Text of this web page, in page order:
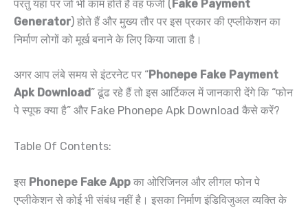
परंतु यहां पर जो भी काम होते हैं वह फर्जी (Fake Payment
Generator) होते हैं और मुख्य तौर पर इस प्रकार की एप्लीकेशन का
निर्माण लोगों को मूर्ख बनाने के लिए किया जाता है।
अगर आप लंबे समय से इंटरनेट पर “Phonepe Fake Payment
Apk Download ” ढूंढ रहे हैं तो इस आर्टिकल में जानकारी देंगे कि “फोन
पे स्पूफ क्या है” और Fake Phonepe Apk Download कैसे करें?
Table Of Contents:
इस Phonepe Fake App का ओरिजिनल और लीगल फोन पे
एप्लीकेशन से कोई भी संबंध नहीं है। इसका निर्माण इंडिविजुअल व्यक्ति के